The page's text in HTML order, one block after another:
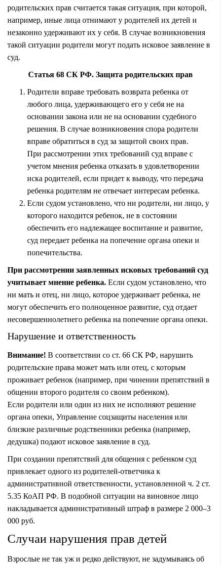
родительских прав считается такая ситуация, при которой,
например, иные лица отнимают у родителей их детей и
незаконно удерживают их у себя. В случае возникновения
такой ситуации родители могут подать исковое заявление в
суд.
Статья 68 СК РФ. Защита родительских прав
Родители вправе требовать возврата ребенка от
любого лица, удерживающего его у себя не на
основании закона или не на основании судебного
решения. В случае возникновения спора родители
вправе обратиться в суд за защитой своих прав.
При рассмотрении этих требований суд вправе с
учетом мнения ребенка отказать в удовлетворении
иска родителей, если придет к выводу, что передача
ребенка родителям не отвечает интересам ребенка.
Если судом установлено, что ни родители, ни лицо, у
которого находится ребенок, не в состоянии
обеспечить его надлежащее воспитание и развитие,
суд передает ребенка на попечение органа опеки и
попечительства.
При рассмотрении заявленных исковых требований суд
учитывает мнение ребенка. Если судом установлено, что
ни мать и отец, ни лицо, которое удерживает ребенка, не
могут обеспечить его полноценное развитие, суд отдает
несовершеннолетнего ребенка на попечение органа опеки.
Нарушение и ответственность
Внимание! В соответствии со ст. 66 СК РФ, нарушить
родительские права может мать или отец, с которым
проживает ребенок (например, при чинении препятствий в
общении второго родителя со своим ребенком).
Если родители или один из них не исполняют решение
органа опеки, Управление соцзащиты населения или
близкие различные родственники ребенка (например,
дедушка) подают исковое заявление в суд.
При создании препятствий для общения с ребенком суд
привлекает одного из родителей-ответчика к
административной ответственности, установленной ч. 2 ст.
5.35 КоАП РФ. В подобной ситуации на виновное лицо
накладывается административный штраф в размере 2 000–3
000 руб.
Случаи нарушения прав детей
Взрослые не так уж и редко действуют, не задумываясь об